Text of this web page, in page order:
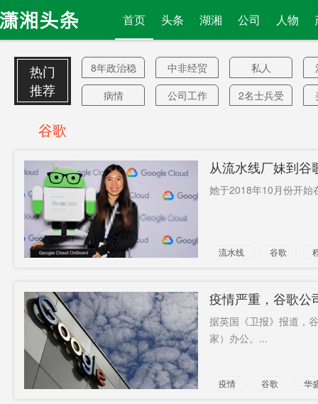
首页 头条 湖湘 公司 人物
热门
推荐
8年政治稳
定
中非经贸 私人
病情
公司工作
2名士兵受
2008年金
融危机
二读 涉企案件
科茨
第一
扶贫电站
宝藏 拒处理
禁蒙面法
继续
美国贸易
代表
揭老底
端午档
湖南洞口
亟需
世界旅游
组织
徐特立
联邦法院
英国人群
中
谷歌
从流水线厂妹到谷
她于2018年10月份开始
流水线 谷歌
疫情严重，谷歌公
据英国《卫报》报道，
家）办公。...
疫情 谷歌
华